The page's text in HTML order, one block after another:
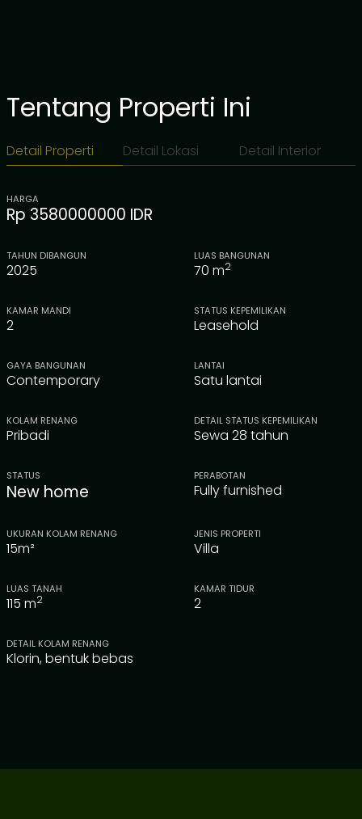
Tentang Properti Ini
Detail Properti Detail Lokasi Detail Interior
HARGA
Rp 3580000000 IDR
TAHUN DIBANGUN
2025
LUAS BANGUNAN
70 m2
KAMAR MANDI
2
STATUS KEPEMILIKAN
Leasehold
GAYA BANGUNAN
Contemporary
LANTAI
Satu lantai
KOLAM RENANG
Pribadi
DETAIL STATUS KEPEMILIKAN
Sewa 28 tahun
STATUS
New home
PERABOTAN
Fully furnished
UKURAN KOLAM RENANG
15m²
JENIS PROPERTI
Villa
LUAS TANAH
115 m2
KAMAR TIDUR
2
DETAIL KOLAM RENANG
Klorin, bentuk bebas